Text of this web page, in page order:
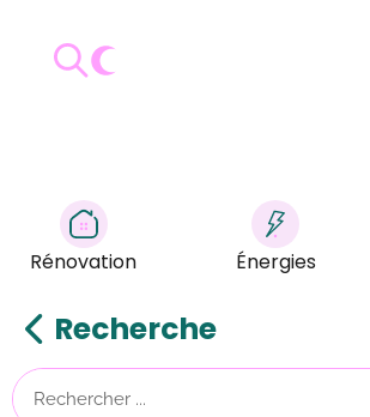
Rénovation Énergies
Recherche